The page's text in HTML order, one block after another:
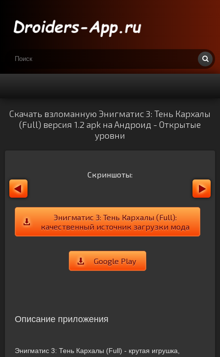
Скачать взломанную Энигматис 3: Тень Кархалы
(Full) версия 1.2 apk на Андроид - Открытые
уровни
Скриншоты:
Энигматис 3: Тень Кархалы (Full):
качественный источник загрузки мода
Google Play
Описание приложения
Энигматис 3: Тень Кархалы (Full) - крутая игрушка,